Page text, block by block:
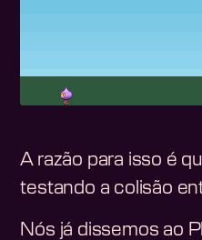
A razão para isso é
testando a colisão
Nós já dissemos ao